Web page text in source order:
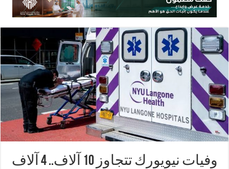
وفيات نيويورك تتجاوز 10 آلاف.. 4 آلاف